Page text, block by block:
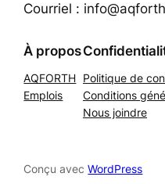
Courriel :
À propos
AQFORTH
Emplois
Politique de
Conditions
Nous joindre
Conçu avecWordPress